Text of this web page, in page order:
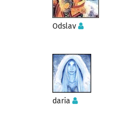
Odslav
daria